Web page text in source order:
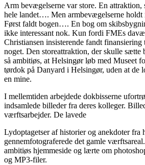
Arm bevægelserne var store. En
hele landet…. Men armbevægelserne holdt
Først faldt bogen…. En bog om
ikke interessant nok. Kun fordi FMEs
Christiansen insisterende fandt
noget. Den storeattraktion, der skulle
så ambitiøs, at Helsingør løb med Museet
tørdok på Danyard i Helsingør, uden at de
en mine.
I mellemtiden arbejdede dokbisserne
indsamlede billeder fra deres kolleger.
værftsarbejder. De lavede
Lydoptagetser af historier og anekdoter fra
gennemfotograferede det gamle
ambitiøs hjemmeside og lærte om
og MP3-filer.